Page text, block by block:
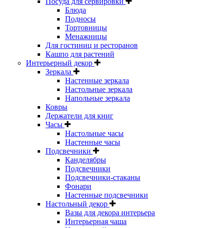
Блюда
Подносы
Тортовницы
Менажницы
Для гостиниц и ресторанов
Кашпо для растений
Интерьерный декор
Зеркала
Настенные зеркала
Настольные зеркала
Напольные зеркала
Ковры
Держатели для книг
Часы
Настольные часы
Настенные часы
Подсвечники
Канделябры
Подсвечники
Подсвечники-стаканы
Фонари
Настенные подсвечники
Настольный декор
Вазы для декора интерьера
Интерьерная чаша